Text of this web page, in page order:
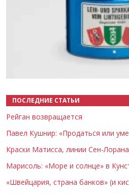
ПОСЛЕДНИЕ СТАТЬИ
Рейган возвращается
Павел Кушнир: «Продаться или
Краски Матисса, линии Сен-Лорана
Марисоль: «Море и солнце» в
«Швейцария, страна банков» (и